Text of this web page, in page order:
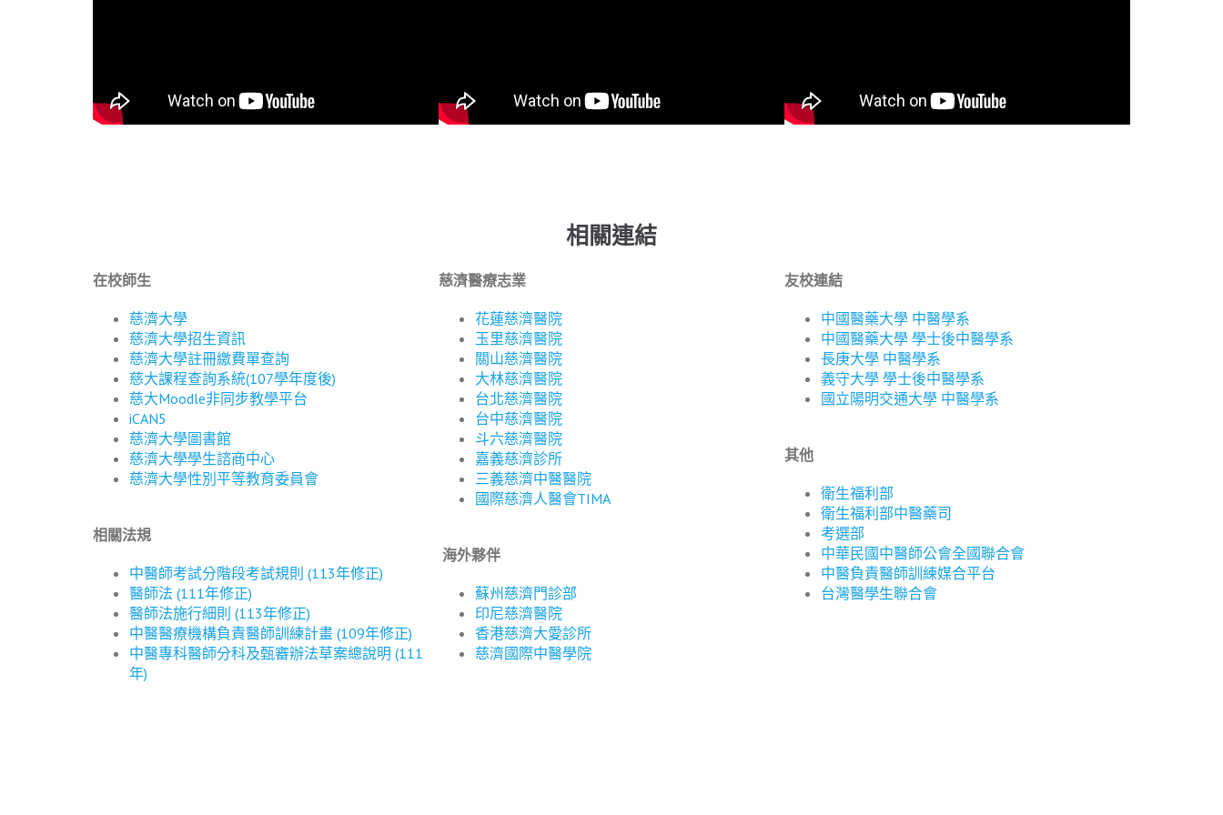
相關連結
在校師生
慈濟大學
慈濟大學招生資訊
慈濟大學註冊繳費單查詢
慈大課程查詢系統(107學年度後)
慈大Moodle非同步教學平台
iCAN5
慈濟大學圖書館
慈濟大學學生諮商中心
慈濟大學性別平等教育委員會
相關法規
中醫師考試分階段考試規則 (113年修正)
醫師法 (111年修正)
醫師法施行細則 (113年修正)
中醫醫療機構負責醫師訓練計畫 (109年修正)
中醫專科醫師分科及甄審辦法草案總說明 (111
年)
慈濟醫療志業
花蓮慈濟醫院
玉里慈濟醫院
關山慈濟醫院
大林慈濟醫院
台北慈濟醫院
台中慈濟醫院
斗六慈濟醫院
嘉義慈濟診所
三義慈濟中醫醫院
國際慈濟人醫會TIMA
海外夥伴
蘇州慈濟門診部
印尼慈濟醫院
香港慈濟大愛診所
慈濟國際中醫學院
友校連結
中國醫藥大學 中醫學系
中國醫藥大學 學士後中醫學系
長庚大學 中醫學系
義守大學 學士後中醫學系
國立陽明交通大學 中醫學系
其他
衛生福利部
衛生福利部中醫藥司
考選部
中華民國中醫師公會全國聯合會
中醫負責醫師訓練媒合平台
台灣醫學生聯合會